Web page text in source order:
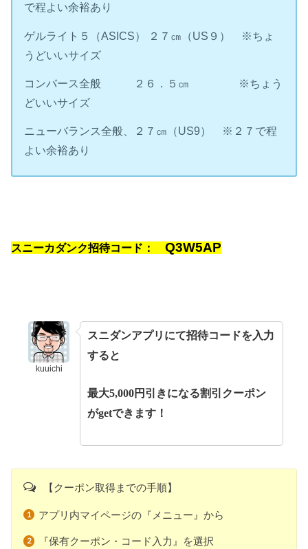
で程よい余裕あり
ゲルライト５（ASICS） ２７㎝（US９） ※ちょ
うどいいサイズ
コンバース全般 ２６．５㎝ ※ちょう
どいいサイズ
ニューバランス全般、２７㎝（US9） ※２７で程
よい余裕あり
スニーカダンク招待コード：Q3W5AP
kuuichi
スニダンアプリにて招待コードを入力
すると
最大5,000円引きになる割引クーポン
がgetできます！
【クーポン取得までの手順】
アプリ内マイページの『メニュー』から
『保有クーポン・コード入力』を選択